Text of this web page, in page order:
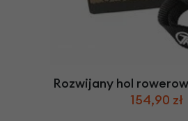
Rozwijany hol
154,90 zł